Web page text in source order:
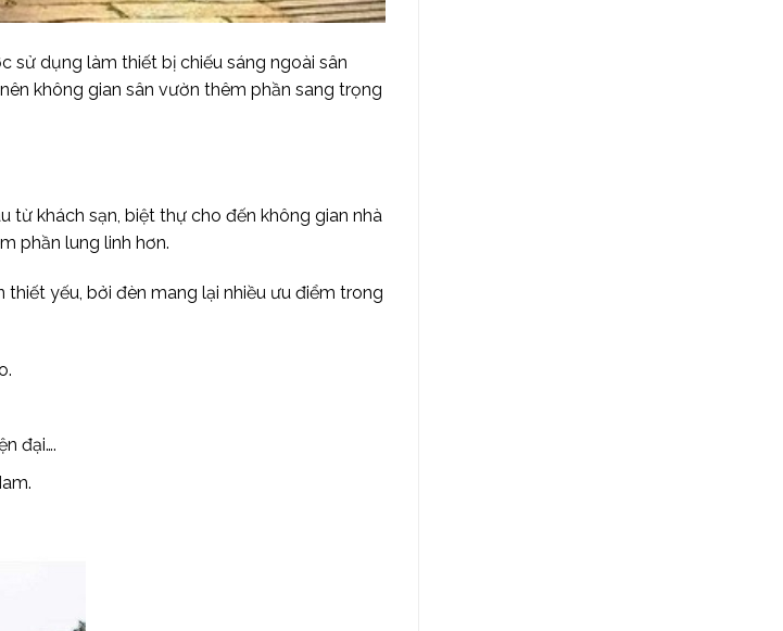
sử dụng làm thiết bị chiếu sáng ngoài sân
không gian sân vườn thêm phần sang trọng
từ khách sạn, biệt thự cho đến không gian nhà
phần lung linh hơn.
yếu, bởi đèn mang lại nhiều ưu điểm trong
đại….